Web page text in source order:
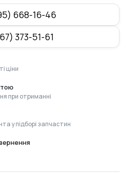
668-16-46
373-51-61
ціни
при отриманні
у підборі запчастин